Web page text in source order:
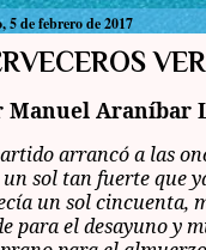
5 de febrero de 2017
Manuel Araníbar
arrancó a las
sol tan fuerte que
un sol cincuenta,
para el desayuno y